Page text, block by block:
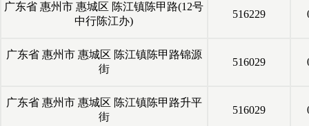
广东省 惠州市 惠城区 陈江镇陈甲路(12号
中行陈江办)
516229
广东省 惠州市 惠城区 陈江镇陈甲路锦源
街
516029
广东省 惠州市 惠城区 陈江镇陈甲路升平
街
516029